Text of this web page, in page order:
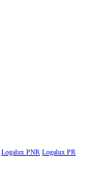
Logalux PNR Logalux PR